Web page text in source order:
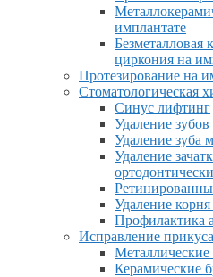
имплантате
Безметалловая
циркония на
Протезирование на
Стоматологическая
Синус лифтинг
Удаление зубов
Удаление зуба
Удаление
Удаление корня
Профилактика
Исправление прикуса
Металлические
Керамические